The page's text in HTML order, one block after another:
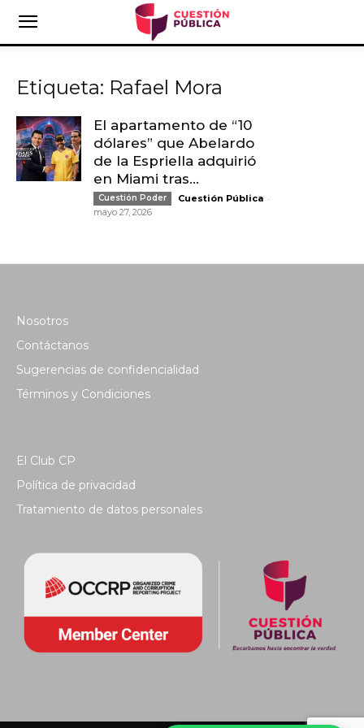
Etiqueta: Rafael Mora
El apartamento de “10
dólares” que Abelardo
de la Espriella adquirió
en Miami tras...
Cuestión Poder Cuestión Pública -
mayo 27, 2026
Nosotros
Contáctanos
Sugerencias de confidencialidad
Términos y Condiciones
El Club CP
Política de privacidad
Tratamiento de datos personales